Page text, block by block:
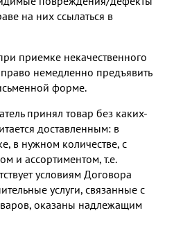
на них ссылаться в
приемке некачественного
немедленно предъявить
форме.
принял товар без каких-
доставленным: в
в нужном количестве, с
и ассортиментом, т.е.
условиям Договора
услуги, связанные с
оказаны надлежащим